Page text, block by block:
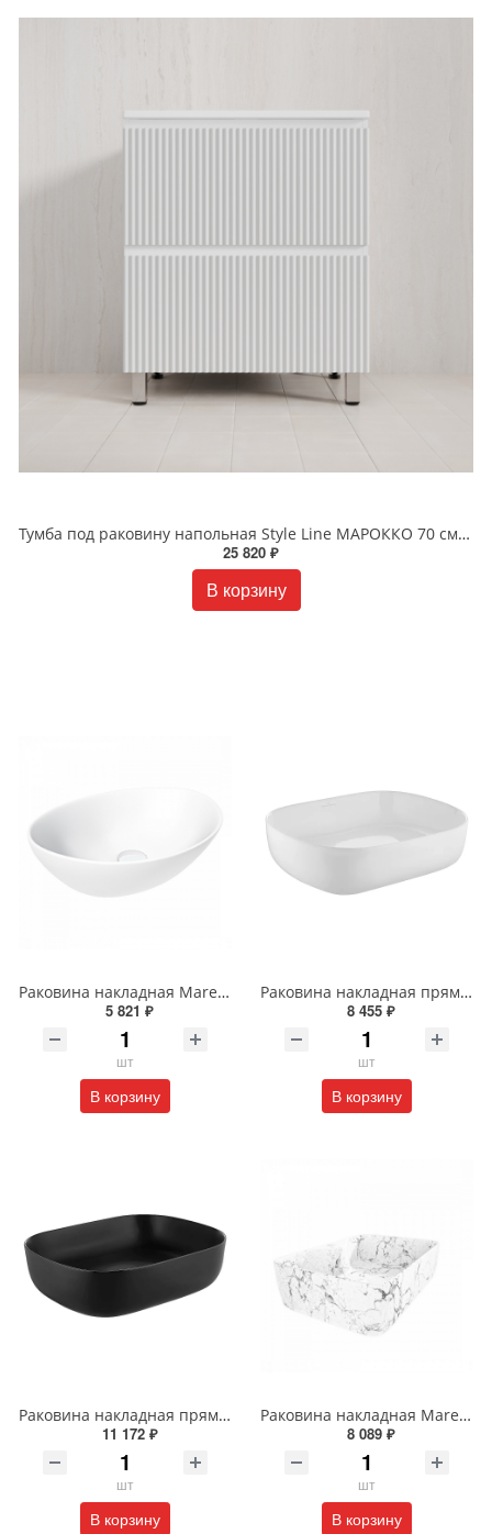
Тумба под раковину напольная Style Line МАРОККО 70 см ЛС-00002495 белая матовая
25 820 ₽
В корзину
Раковина накладная Maretti Eleganza EN13NS87-740 41 см белая
5 821 ₽
шт
В корзину
Раковина накладная прямоугольная Wonzon & Woghand TAHOE WW-RN41286-GW белая глянцевая
8 455 ₽
шт
В корзину
Раковина накладная прямоугольная Wonzon & Woghand TAHOE WW-RN41286-MB черная матовая
11 172 ₽
шт
В корзину
Раковина накладная Maretti Umbria UM13NS96-740MR 48 см белая мраморная
8 089 ₽
шт
В корзину